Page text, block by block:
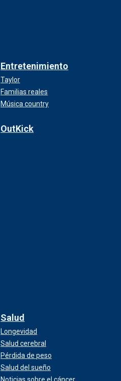
Entretenimiento
Taylor
Familias reales
Música country
OutKick
Salud
Longevidad
Salud cerebral
Pérdida de peso
Salud del sueño